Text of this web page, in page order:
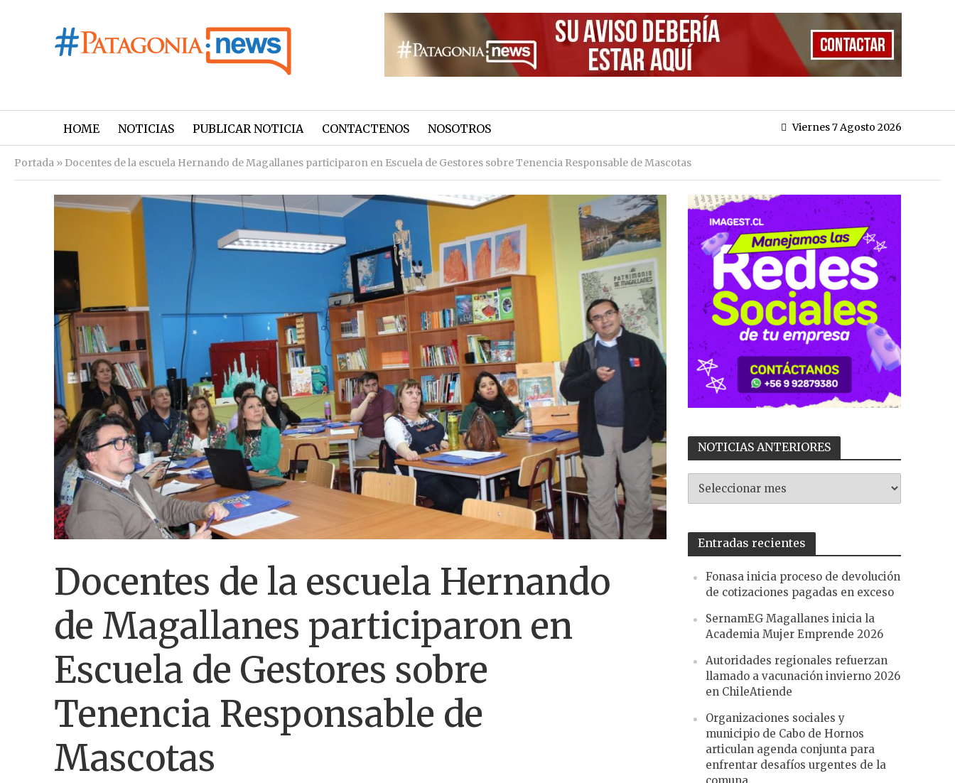
HOME NOTICIAS PUBLICAR NOTICIA CONTACTENOS NOSOTROS Viernes 7 Agosto 2026
Portada » Docentes de la escuela Hernando de Magallanes participaron en Escuela de Gestores sobre Tenencia Responsable de Mascotas
Docentes de la escuela Hernando
de Magallanes participaron en
Escuela de Gestores sobre
Tenencia Responsable de
Mascotas
NOTICIAS ANTERIORES
NOTICIAS
ANTERIORES
Entradas recientes
Fonasa inicia proceso de devolución
de cotizaciones pagadas en exceso
SernamEG Magallanes inicia la
Academia Mujer Emprende 2026
Autoridades regionales refuerzan
llamado a vacunación invierno 2026
en ChileAtiende
Organizaciones sociales y
municipio de Cabo de Hornos
articulan agenda conjunta para
enfrentar desafíos urgentes de la